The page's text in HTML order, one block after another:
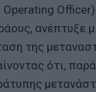
ανέπτυξε
της
ότι,